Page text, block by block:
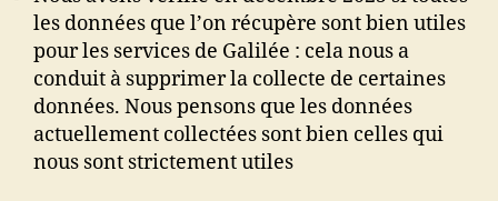
les données que l’on récupère sont bien utiles
pour les services de Galilée : cela nous a
conduit à supprimer la collecte de certaines
données. Nous pensons que les données
actuellement collectées sont bien celles qui
nous sont strictement utiles